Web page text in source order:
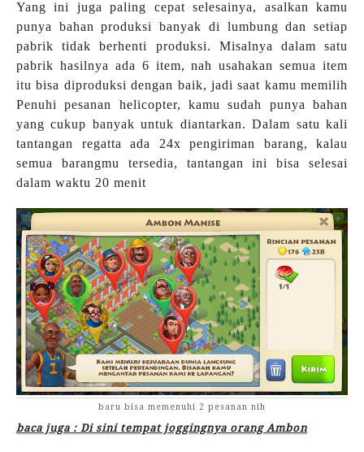
Yang ini juga paling cepat selesainya, asalkan kamu
punya bahan produksi banyak di lumbung dan setiap
pabrik tidak berhenti produksi. Misalnya dalam satu
pabrik hasilnya ada 6 item, nah usahakan semua item
itu bisa diproduksi dengan baik, jadi saat kamu memilih
Penuhi pesanan helicopter, kamu sudah punya bahan
yang cukup banyak untuk diantarkan. Dalam satu kali
tantangan regatta ada 24x pengiriman barang, kalau
semua barangmu tersedia, tantangan ini bisa selesai
dalam waktu 20 menit
baru bisa memenuhi 2 pesanan nih
baca juga : Di sini tempat joggingnya orang Ambon